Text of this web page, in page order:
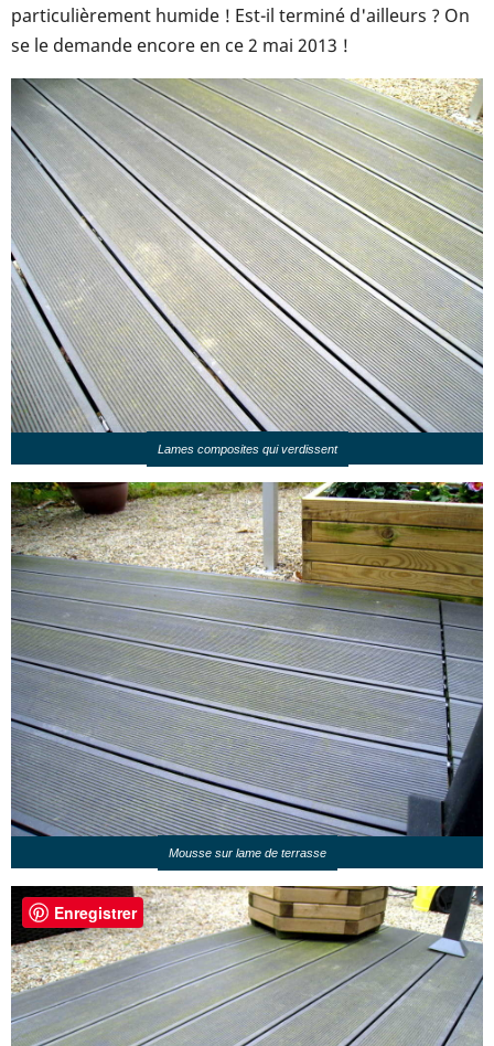
particulièrement humide ! Est-il terminé d'ailleurs ? On
se le demande encore en ce 2 mai 2013 !
Lames composites qui verdissent
Mousse sur lame de terrasse
Enregistrer